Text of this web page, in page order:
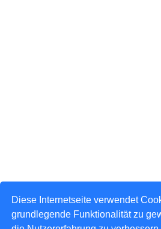
Diese Internetseite verwendet
grundlegende Funktionalität zu